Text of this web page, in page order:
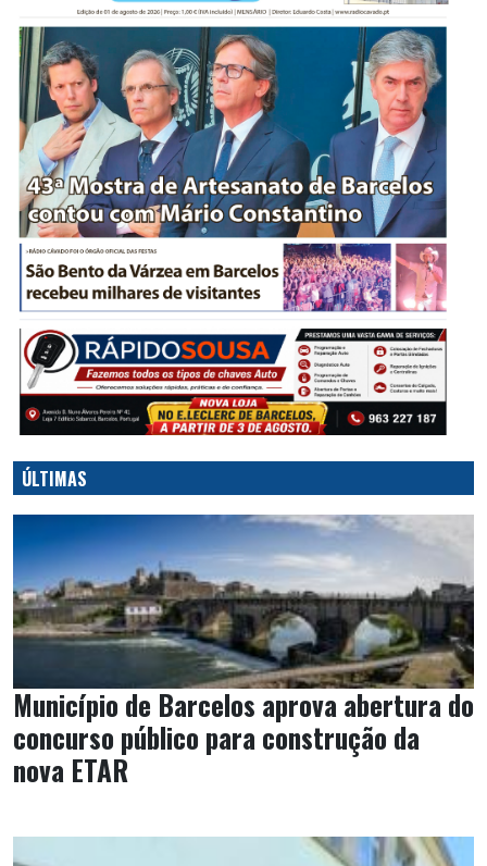
ÚLTIMAS
Município de Barcelos aprova abertura do
concurso público para construção da
nova ETAR